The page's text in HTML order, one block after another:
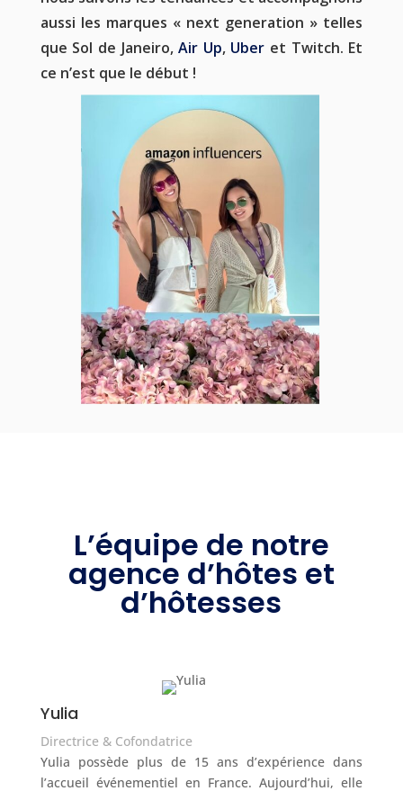
aussi les marques « next generation » telles
que Sol de Janeiro,Air Up, Uber et Twitch. Et
ce n’est que le début !
L’équipe de notre
agence d’hôtes et
d’hôtesses
Yulia
Directrice & Cofondatrice
Yulia possède plus de 15 ans d’expérience dans
l’accueil événementiel en France. Aujourd’hui, elle